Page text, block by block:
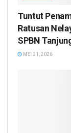
Tuntut
Ratusan
SPBN
MEI 21, 2026